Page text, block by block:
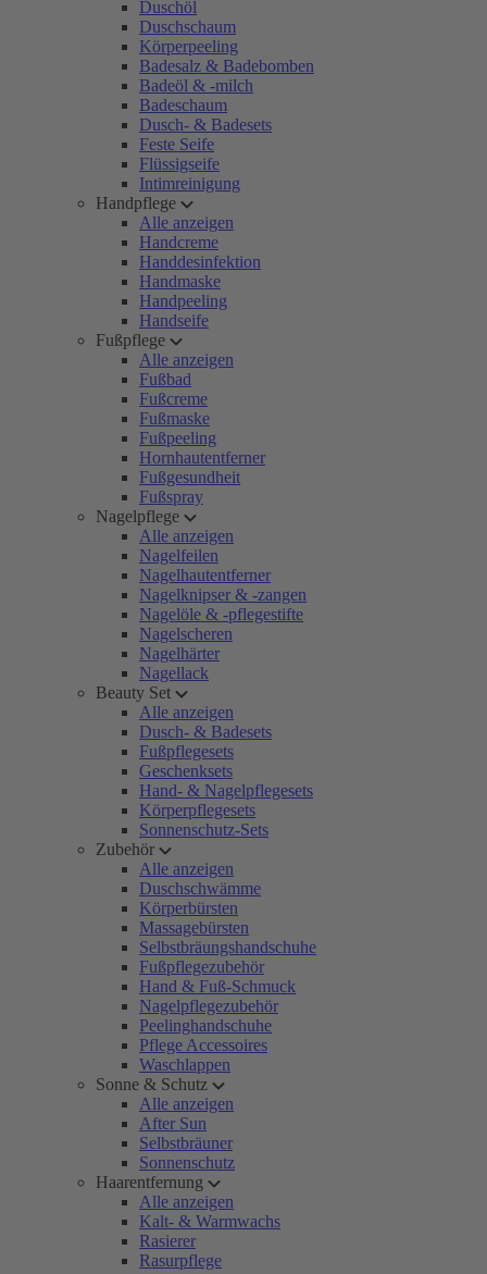
Duschöl
Duschschaum
Körperpeeling
Badesalz & Badebomben
Badeöl & -milch
Badeschaum
Dusch- & Badesets
Feste Seife
Flüssigseife
Intimreinigung
Handpflege
Alle anzeigen
Handcreme
Handdesinfektion
Handmaske
Handpeeling
Handseife
Fußpflege
Alle anzeigen
Fußbad
Fußcreme
Fußmaske
Fußpeeling
Hornhautentferner
Fußgesundheit
Fußspray
Nagelpflege
Alle anzeigen
Nagelfeilen
Nagelhautentferner
Nagelknipser & -zangen
Nagelöle & -pflegestifte
Nagelscheren
Nagelhärter
Nagellack
Beauty Set
Alle anzeigen
Dusch- & Badesets
Fußpflegesets
Geschenksets
Hand- & Nagelpflegesets
Körperpflegesets
Sonnenschutz-Sets
Zubehör
Alle anzeigen
Duschschwämme
Körperbürsten
Massagebürsten
Selbstbräungshandschuhe
Fußpflegezubehör
Hand & Fuß-Schmuck
Nagelpflegezubehör
Peelinghandschuhe
Pflege Accessoires
Waschlappen
Sonne & Schutz
Alle anzeigen
After Sun
Selbstbräuner
Sonnenschutz
Haarentfernung
Alle anzeigen
Kalt- & Warmwachs
Rasierer
Rasurpflege